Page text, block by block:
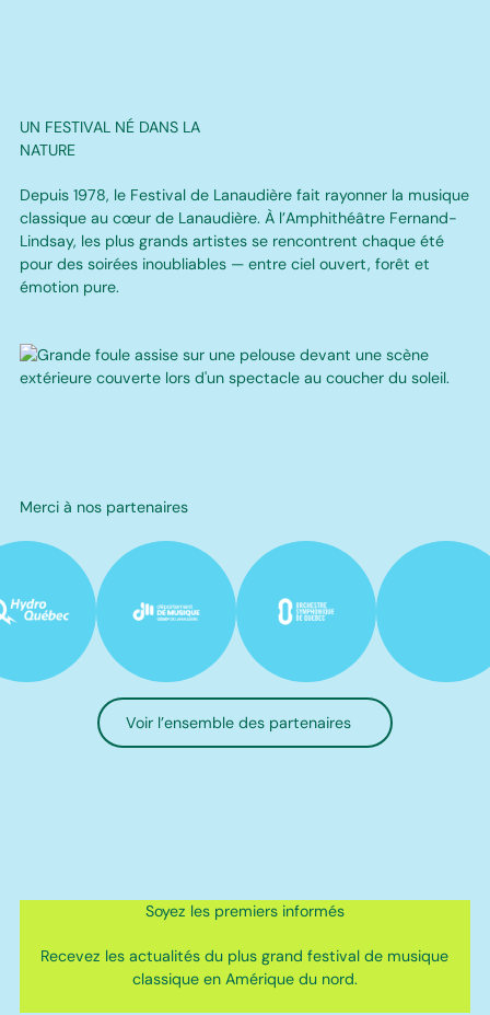
UN FESTIVAL NÉ DANS LA
NATURE
Depuis 1978, le Festival de Lanaudière fait rayonner la musique
classique au cœur de Lanaudière. À l’Amphithéâtre Fernand-
Lindsay, les plus grands artistes se rencontrent chaque été
pour des soirées inoubliables — entre ciel ouvert, forêt et
émotion pure.
Merci à nos partenaires
Voir l’ensemble des partenaires
Soyez les premiers informés
Recevez les actualités du plus grand festival de musique
classique en Amérique du nord.